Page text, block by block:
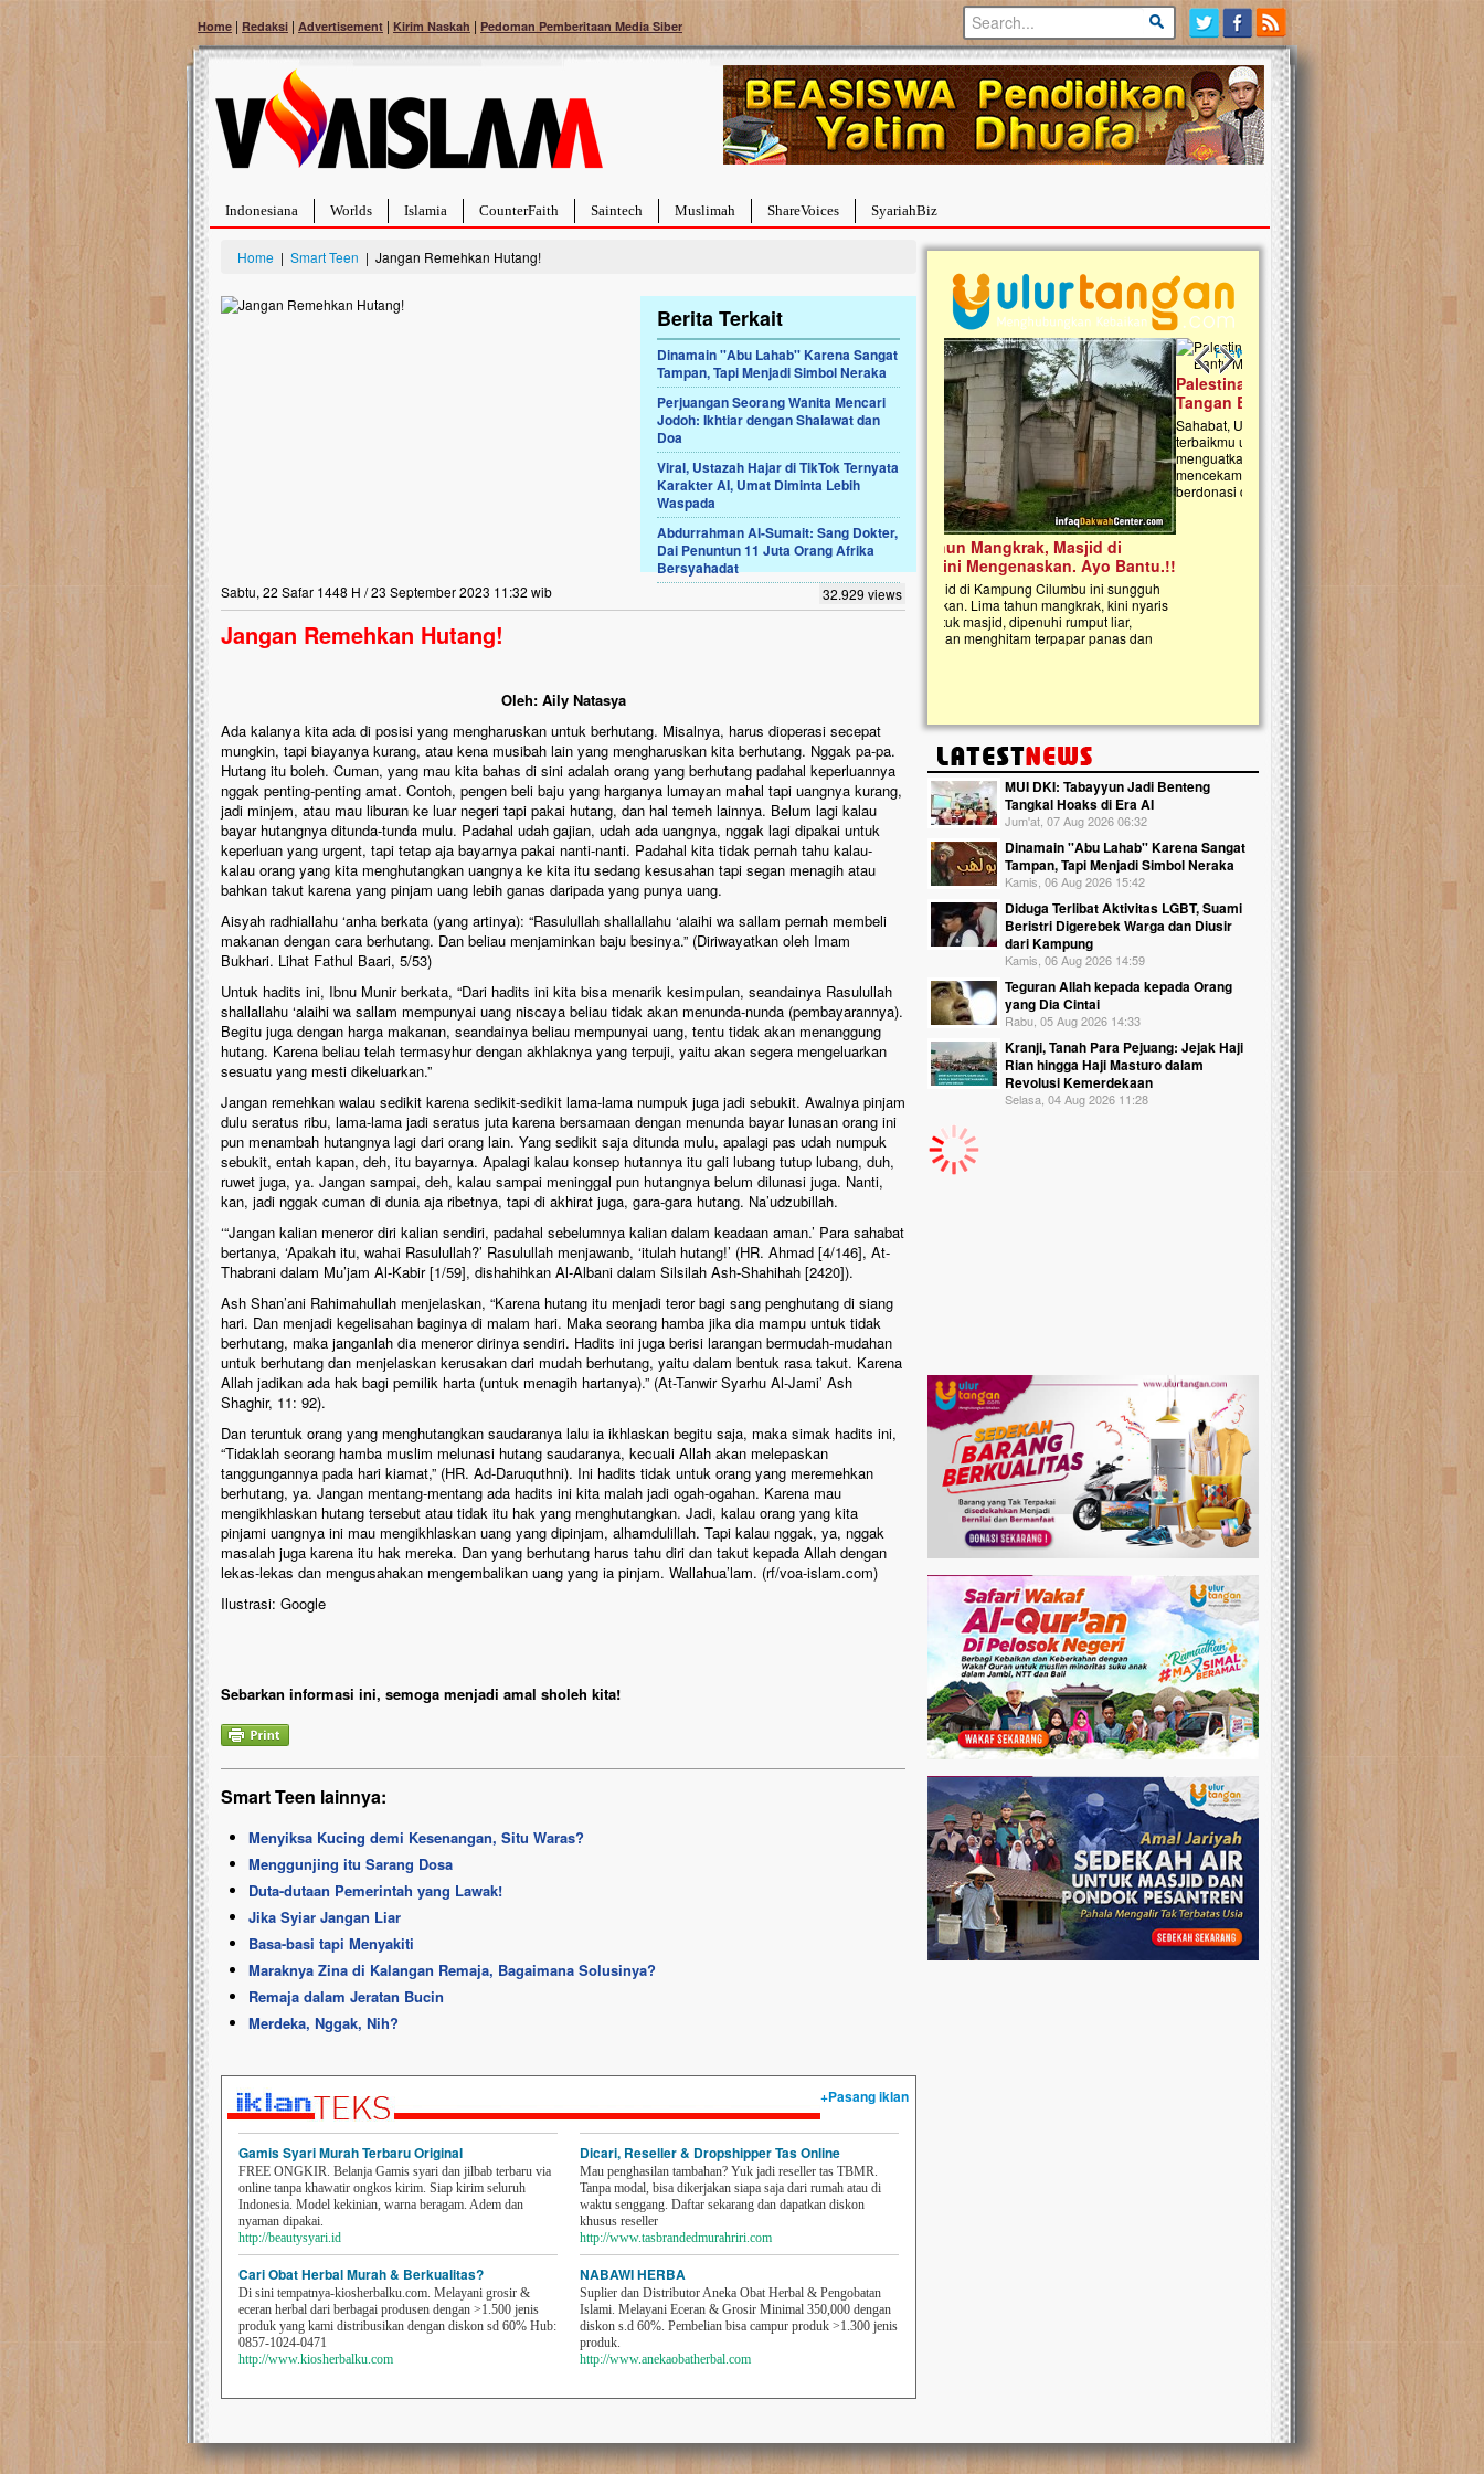
Home | Redaksi | Advertisement | Kirim Naskah | Pedoman Pemberitaan Media Siber
Indonesiana Worlds Islamia CounterFaith Saintech Muslimah ShareVoices SyariahBiz
Home | Smart Teen | Jangan Remehkan Hutang!
Berita Terkait
Dinamain ''Abu Lahab'' Karena Sangat
Tampan, Tapi Menjadi Simbol Neraka
Perjuangan Seorang Wanita Mencari
Jodoh: Ikhtiar dengan Shalawat dan
Doa
Viral, Ustazah Hajar di TikTok Ternyata
Karakter AI, Umat Diminta Lebih
Waspada
Abdurrahman Al-Sumait: Sang Dokter,
Dai Penuntun 11 Juta Orang Afrika
Bersyahadat
Sabtu, 22 Safar 1448 H / 23 September 2023 11:32 wib 32.929 views
Jangan Remehkan Hutang!
Oleh: Aily Natasya
Ada kalanya kita ada di posisi yang mengharuskan untuk berhutang. Misalnya, harus dioperasi secepat
mungkin, tapi biayanya kurang, atau kena musibah lain yang mengharuskan kita berhutang. Nggak pa-pa.
Hutang itu boleh. Cuman, yang mau kita bahas di sini adalah orang yang berhutang padahal keperluannya
nggak penting-penting amat. Contoh, pengen beli baju yang harganya lumayan mahal tapi uangnya kurang,
jadi minjem, atau mau liburan ke luar negeri tapi pakai hutang, dan hal temeh lainnya. Belum lagi kalau
bayar hutangnya ditunda-tunda mulu. Padahal udah gajian, udah ada uangnya, nggak lagi dipakai untuk
keperluan yang urgent, tapi tetap aja bayarnya pakai nanti-nanti. Padahal kita tidak pernah tahu kalau-
kalau orang yang kita menghutangkan uangnya ke kita itu sedang kesusahan tapi segan menagih atau
bahkan takut karena yang pinjam uang lebih ganas daripada yang punya uang.
Aisyah radhiallahu ‘anha berkata (yang artinya): “Rasulullah shallallahu ‘alaihi wa sallam pernah membeli
makanan dengan cara berhutang. Dan beliau menjaminkan baju besinya.” (Diriwayatkan oleh Imam
Bukhari. Lihat Fathul Baari, 5/53)
Untuk hadits ini, Ibnu Munir berkata, “Dari hadits ini kita bisa menarik kesimpulan, seandainya Rasulullah
shallallahu ‘alaihi wa sallam mempunyai uang niscaya beliau tidak akan menunda-nunda (pembayarannya).
Begitu juga dengan harga makanan, seandainya beliau mempunyai uang, tentu tidak akan menanggung
hutang. Karena beliau telah termasyhur dengan akhlaknya yang terpuji, yaitu akan segera mengeluarkan
sesuatu yang mesti dikeluarkan.”
Jangan remehkan walau sedikit karena sedikit-sedikit lama-lama numpuk juga jadi sebukit. Awalnya pinjam
dulu seratus ribu, lama-lama jadi seratus juta karena bersamaan dengan menunda bayar lunasan orang ini
pun menambah hutangnya lagi dari orang lain. Yang sedikit saja ditunda mulu, apalagi pas udah numpuk
sebukit, entah kapan, deh, itu bayarnya. Apalagi kalau konsep hutannya itu gali lubang tutup lubang, duh,
ruwet juga, ya. Jangan sampai, deh, kalau sampai meninggal pun hutangnya belum dilunasi juga. Nanti,
kan, jadi nggak cuman di dunia aja ribetnya, tapi di akhirat juga, gara-gara hutang. Na’udzubillah.
‘“Jangan kalian meneror diri kalian sendiri, padahal sebelumnya kalian dalam keadaan aman.’ Para sahabat
bertanya, ‘Apakah itu, wahai Rasulullah?’ Rasulullah menjawanb, ‘itulah hutang!’ (HR. Ahmad [4/146], At-
Thabrani dalam Mu’jam Al-Kabir [1/59], dishahihkan Al-Albani dalam Silsilah Ash-Shahihah [2420]).
Ash Shan’ani Rahimahullah menjelaskan, “Karena hutang itu menjadi teror bagi sang penghutang di siang
hari. Dan menjadi kegelisahan baginya di malam hari. Maka seorang hamba jika dia mampu untuk tidak
berhutang, maka janganlah dia meneror dirinya sendiri. Hadits ini juga berisi larangan bermudah-mudahan
untuk berhutang dan menjelaskan kerusakan dari mudah berhutang, yaitu dalam bentuk rasa takut. Karena
Allah jadikan ada hak bagi pemilik harta (untuk menagih hartanya).” (At-Tanwir Syarhu Al-Jami’ Ash
Shaghir, 11: 92).
Dan teruntuk orang yang menghutangkan saudaranya lalu ia ikhlaskan begitu saja, maka simak hadits ini,
“Tidaklah seorang hamba muslim melunasi hutang saudaranya, kecuali Allah akan melepaskan
tanggungannya pada hari kiamat,” (HR. Ad-Daruquthni). Ini hadits tidak untuk orang yang meremehkan
berhutang, ya. Jangan mentang-mentang ada hadits ini kita malah jadi ogah-ogahan. Karena mau
mengikhlaskan hutang tersebut atau tidak itu hak yang menghutangkan. Jadi, kalau orang yang kita
pinjami uangnya ini mau mengikhlaskan uang yang dipinjam, alhamdulillah. Tapi kalau nggak, ya, nggak
masalah juga karena itu hak mereka. Dan yang berhutang harus tahu diri dan takut kepada Allah dengan
lekas-lekas dan mengusahakan mengembalikan uang yang ia pinjam. Wallahua’lam. (rf/voa-islam.com)
Ilustrasi: Google
Sebarkan informasi ini, semoga menjadi amal sholeh kita!
Smart Teen lainnya:
Menyiksa Kucing demi Kesenangan, Situ Waras?
Menggunjing itu Sarang Dosa
Duta-dutaan Pemerintah yang Lawak!
Jika Syiar Jangan Liar
Basa-basi tapi Menyakiti
Maraknya Zina di Kalangan Remaja, Bagaimana Solusinya?
Remaja dalam Jeratan Bucin
Merdeka, Nggak, Nih?
+Pasang iklan
Gamis Syari Murah Terbaru Original
FREE ONGKIR. Belanja Gamis syari dan jilbab terbaru via
online tanpa khawatir ongkos kirim. Siap kirim seluruh
Indonesia. Model kekinian, warna beragam. Adem dan
nyaman dipakai.
http://beautysyari.id
Cari Obat Herbal Murah & Berkualitas?
Di sini tempatnya-kiosherbalku.com. Melayani grosir &
eceran herbal dari berbagai produsen dengan >1.500 jenis
produk yang kami distribusikan dengan diskon sd 60% Hub:
0857-1024-0471
http://www.kiosherbalku.com
Dicari, Reseller & Dropshipper Tas Online
Mau penghasilan tambahan? Yuk jadi reseller tas TBMR.
Tanpa modal, bisa dikerjakan siapa saja dari rumah atau di
waktu senggang. Daftar sekarang dan dapatkan diskon
khusus reseller
http://www.tasbrandedmurahriri.com
NABAWI HERBA
Suplier dan Distributor Aneka Obat Herbal & Pengobatan
Islami. Melayani Eceran & Grosir Minimal 350,000 dengan
diskon s.d 60%. Pembelian bisa campur produk >1.300 jenis
produk.
http://www.anekaobatherbal.com
Previous slide
Next slide
Lima Tahun Mangkrak, Masjid di
Pelosok ini Mengenaskan. Ayo Bantu.!!
Nasib masjid di Kampung Cilumbu ini sungguh
mengenaskan. Lima tahun mangkrak, kini nyaris
Palestina Masih Berduka, Ayo Ulurkan
Tangan Bantu Mereka
Sahabat, Ulurtangan mari kirimkan dukungan
terbaikmu untuk warga Palestina di Gaza demi
menguatkan mereka menghadapi situasi
mencekam ini. Mari dukung mereka dengan
berdonasi dengan cara:...
Open Donasi Wakaf
Rumah Qur'an & TK Islam
Najjah di Jonggol
Saat ini, Ulurtangan bersama Yayasan
Najjahtul Islam Jonggol sedang merintis
pembangunan Rumah Qur’an dan
kanak Islam Terpadu (TKIT) An Najjah
Gedung Majelis Taklim di Jonggol,...
MUI DKI: Tabayyun Jadi Benteng
Tangkal Hoaks di Era AI
Jum'at, 07 Aug 2026 06:32
Dinamain ''Abu Lahab'' Karena Sangat
Tampan, Tapi Menjadi Simbol Neraka
Kamis, 06 Aug 2026 15:42
Diduga Terlibat Aktivitas LGBT, Suami
Beristri Digerebek Warga dan Diusir
dari Kampung
Kamis, 06 Aug 2026 14:59
Teguran Allah kepada kepada Orang
yang Dia Cintai
Rabu, 05 Aug 2026 14:33
Kranji, Tanah Para Pejuang: Jejak Haji
Rian hingga Haji Masturo dalam
Revolusi Kemerdekaan
Selasa, 04 Aug 2026 11:28